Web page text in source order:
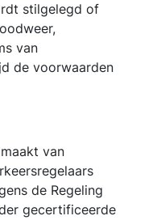
stilgelegd of
van
de voorwaarden
van
de Regeling
gecertificeerde